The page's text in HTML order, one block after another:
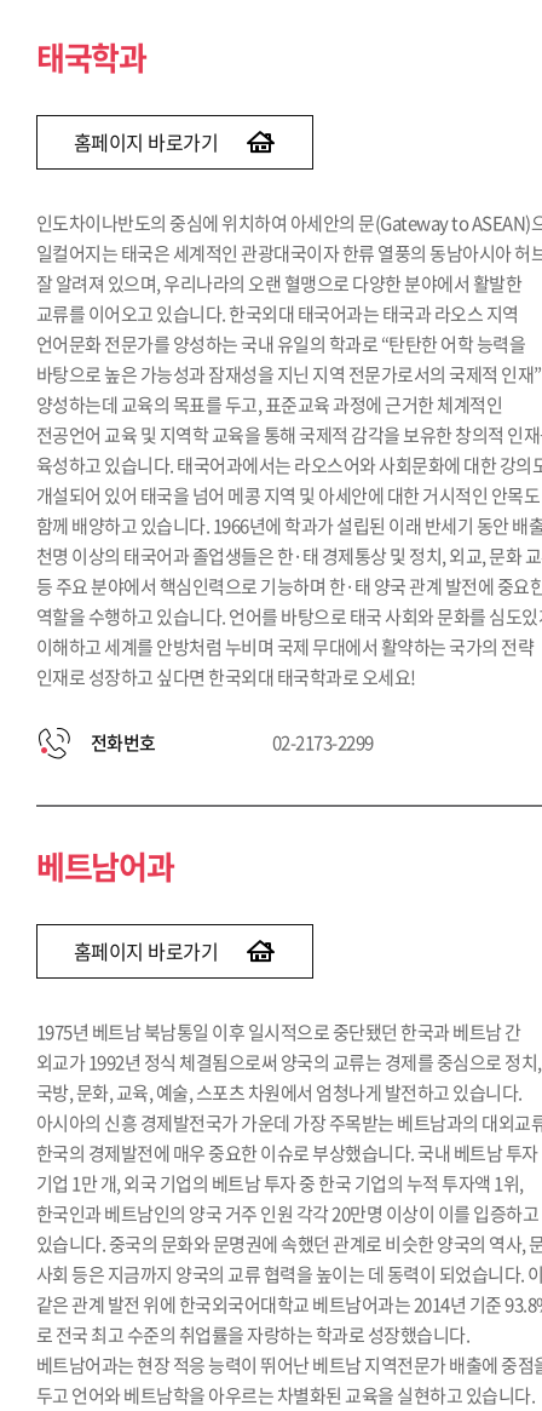
태국학과
홈페이지 바로가기
인도차이나반도의 중심에 위치하여 아세안의 문(Gateway to ASEAN)
일컬어지는 태국은 세계적인 관광대국이자 한류 열풍의 동남아시아 허
잘 알려져 있으며, 우리나라의 오랜 혈맹으로 다양한 분야에서 활발한
교류를 이어오고 있습니다. 한국외대 태국어과는 태국과 라오스 지역
언어문화 전문가를 양성하는 국내 유일의 학과로 “탄탄한 어학 능력을
바탕으로 높은 가능성과 잠재성을 지닌 지역 전문가로서의 국제적 인재
양성하는데 교육의 목표를 두고, 표준교육 과정에 근거한 체계적인
전공언어 교육 및 지역학 교육을 통해 국제적 감각을 보유한 창의적 인
육성하고 있습니다. 태국어과에서는 라오스어와 사회문화에 대한 강의
개설되어 있어 태국을 넘어 메콩 지역 및 아세안에 대한 거시적인 안목도
함께 배양하고 있습니다. 1966년에 학과가 설립된 이래 반세기 동안 배
천명 이상의 태국어과 졸업생들은 한·태 경제통상 및 정치, 외교, 문화
등 주요 분야에서 핵심인력으로 기능하며 한·태 양국 관계 발전에 중요
역할을 수행하고 있습니다. 언어를 바탕으로 태국 사회와 문화를 심도
이해하고 세계를 안방처럼 누비며 국제 무대에서 활약하는 국가의 전략
인재로 성장하고 싶다면 한국외대 태국학과로 오세요!
전화번호 02-2173-2299
베트남어과
홈페이지 바로가기
1975년 베트남 북남통일 이후 일시적으로 중단됐던 한국과 베트남 간
외교가 1992년 정식 체결됨으로써 양국의 교류는 경제를 중심으로 정치,
국방, 문화, 교육, 예술, 스포츠 차원에서 엄청나게 발전하고 있습니다.
아시아의 신흥 경제발전국가 가운데 가장 주목받는 베트남과의 대외교
한국의 경제발전에 매우 중요한 이슈로 부상했습니다. 국내 베트남 투자
기업 1만 개, 외국 기업의 베트남 투자 중 한국 기업의 누적 투자액 1위,
한국인과 베트남인의 양국 거주 인원 각각 20만명 이상이 이를 입증하고
있습니다. 중국의 문화와 문명권에 속했던 관계로 비슷한 양국의 역사,
사회 등은 지금까지 양국의 교류 협력을 높이는 데 동력이 되었습니다.
같은 관계 발전 위에 한국외국어대학교 베트남어과는 2014년 기준
로 전국 최고 수준의 취업률을 자랑하는 학과로 성장했습니다.
베트남어과는 현장 적응 능력이 뛰어난 베트남 지역전문가 배출에 중점
두고 언어와 베트남학을 아우르는 차별화된 교육을 실현하고 있습니다.